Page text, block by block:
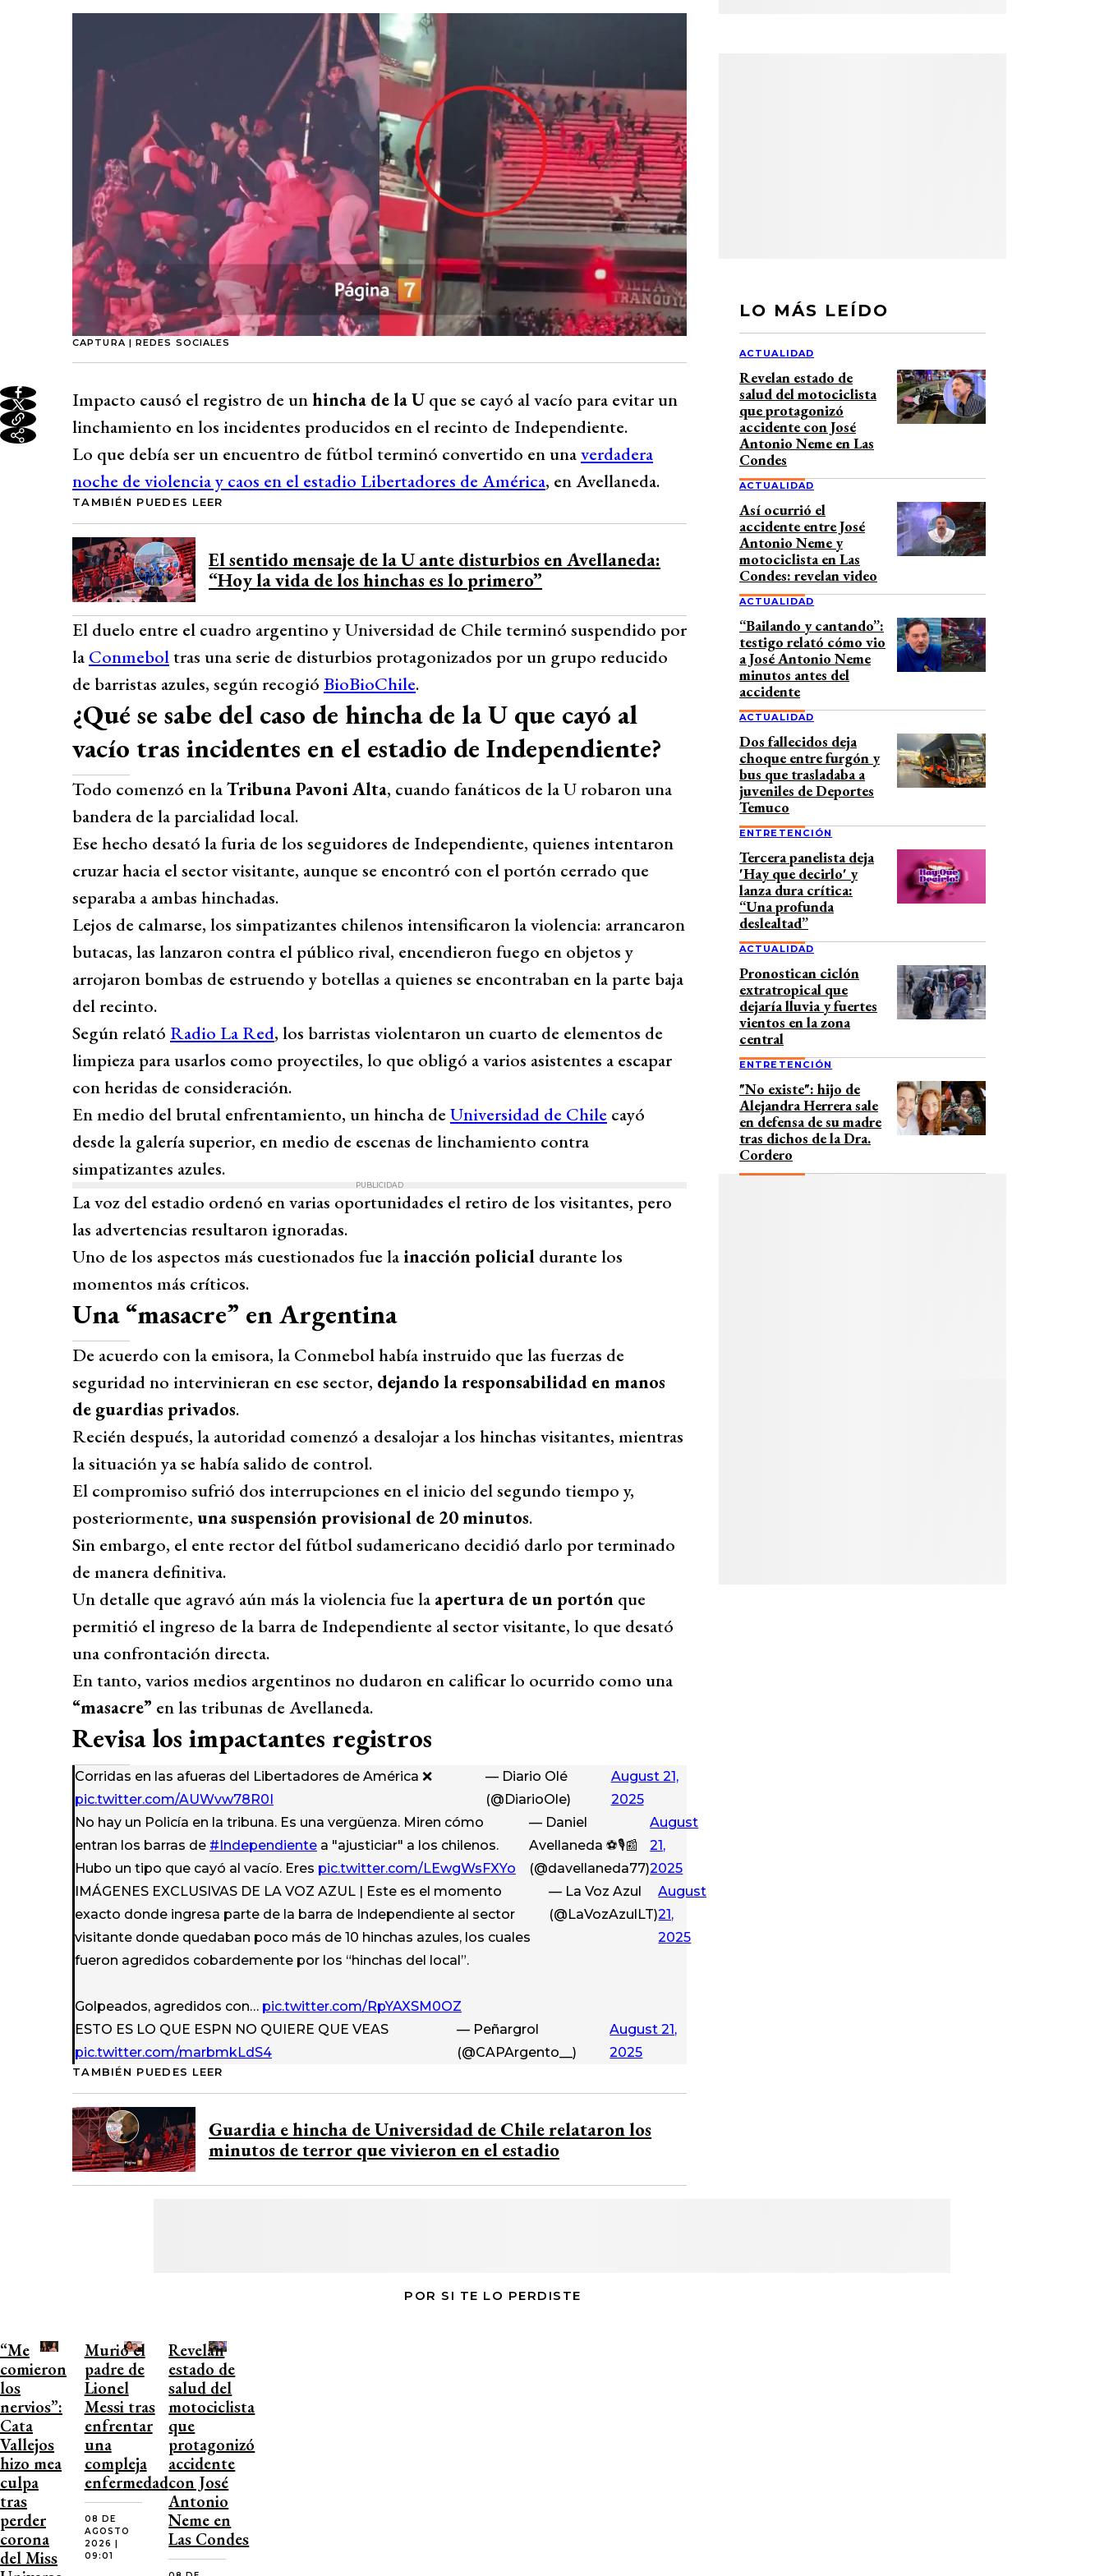
CAPTURA | REDES SOCIALES
Impacto causó el registro de unhincha de la U que se cayó al vacío para evitar un
linchamiento en los incidentes producidos en el recinto de Independiente.
Lo que debía ser un encuentro de fútbol terminó convertido en unaverdadera
noche de violencia y caos en el estadio Libertadores de América, en Avellaneda.
TAMBIÉN PUEDES LEER
El sentido mensaje de la U ante disturbios en Avellaneda:
“Hoy la vida de los hinchas es lo primero”
El duelo entre el cuadro argentino y Universidad de Chile terminó suspendido por
la Conmebol tras una serie de disturbios protagonizados por un grupo reducido
de barristas azules, según recogió BioBioChile.
¿Qué se sabe del caso de hincha de la U que cayó al
vacío tras incidentes en el estadio de Independiente?
Todo comenzó en laTribuna Pavoni Alta, cuando fanáticos de la U robaron una
bandera de la parcialidad local.
Ese hecho desató la furia de los seguidores de Independiente, quienes intentaron
cruzar hacia el sector visitante, aunque se encontró con el portón cerrado que
separaba a ambas hinchadas.
Lejos de calmarse, los simpatizantes chilenos intensificaron la violencia: arrancaron
butacas, las lanzaron contra el público rival, encendieron fuego en objetos y
arrojaron bombas de estruendo y botellas a quienes se encontraban en la parte baja
del recinto.
Según relató Radio La Red, los barristas violentaron un cuarto de elementos de
limpieza para usarlos como proyectiles, lo que obligó a varios asistentes a escapar
con heridas de consideración.
En medio del brutal enfrentamiento, un hincha de Universidad de Chile cayó
desde la galería superior, en medio de escenas de linchamiento contra
simpatizantes azules.
PUBLICIDAD
La voz del estadio ordenó en varias oportunidades el retiro de los visitantes, pero
las advertencias resultaron ignoradas.
Uno de los aspectos más cuestionados fue lainacción policial durante los
momentos más críticos.
Una “masacre” en Argentina
De acuerdo con la emisora, la Conmebol había instruido que las fuerzas de
seguridad no intervinieran en ese sector, dejando la responsabilidad en manos
de guardias privados.
Recién después, la autoridad comenzó a desalojar a los hinchas visitantes, mientras
la situación ya se había salido de control.
El compromiso sufrió dos interrupciones en el inicio del segundo tiempo y,
posteriormente, una suspensión provisional de 20 minutos.
Sin embargo, el ente rector del fútbol sudamericano decidió darlo por terminado
de manera definitiva.
Un detalle que agravó aún más la violencia fue la apertura de un portón que
permitió el ingreso de la barra de Independiente al sector visitante, lo que desató
una confrontación directa.
En tanto, varios medios argentinos no dudaron en calificar lo ocurrido como una
“masacre” en las tribunas de Avellaneda.
Revisa los impactantes registros
Corridas en las afueras del Libertadores de América ❌
pic.twitter.com/AUWvw78R0I
— Diario Olé
(@DiarioOle)
August 21,
2025
No hay un Policía en la tribuna. Es una vergüenza. Miren cómo
entran los barras de #Independiente a "ajusticiar" a los chilenos.
Hubo un tipo que cayó al vacío. Eres pic.twitter.com/LEwgWsFXYo
— Daniel
Avellaneda ⚽🎙️📰
(@davellaneda77)
August
21,
2025
IMÁGENES EXCLUSIVAS DE LA VOZ AZUL | Este es el momento
exacto donde ingresa parte de la barra de Independiente al sector
visitante donde quedaban poco más de 10 hinchas azules, los cuales
fueron agredidos cobardemente por los “hinchas del local”.
Golpeados, agredidos con… pic.twitter.com/RpYAXSM0OZ
— La Voz Azul
(@LaVozAzulLT)
August
21,
2025
ESTO ES LO QUE ESPN NO QUIERE QUE VEAS
pic.twitter.com/marbmkLdS4
— Peñargrol
(@CAPArgento__)
August 21,
2025
TAMBIÉN PUEDES LEER
Guardia e hincha de Universidad de Chile relataron los
minutos de terror que vivieron en el estadio
LO MÁS LEÍDO
ACTUALIDAD
Revelan estado de
salud del motociclista
que protagonizó
accidente con José
Antonio Neme en Las
Condes
ACTUALIDAD
Así ocurrió el
accidente entre José
Antonio Neme y
motociclista en Las
Condes: revelan video
ACTUALIDAD
“Bailando y cantando”:
testigo relató cómo vio
a José Antonio Neme
minutos antes del
accidente
ACTUALIDAD
Dos fallecidos deja
choque entre furgón y
bus que trasladaba a
juveniles de Deportes
Temuco
ENTRETENCIÓN
Tercera panelista deja
'Hay que decirlo' y
lanza dura crítica:
“Una profunda
deslealtad”
ACTUALIDAD
Pronostican ciclón
extratropical que
dejaría lluvia y fuertes
vientos en la zona
central
ENTRETENCIÓN
"No existe": hijo de
Alejandra Herrera sale
en defensa de su madre
tras dichos de la Dra.
Cordero
POR SI TE LO PERDISTE
“Me
comieron
los
nervios”:
Cata
Vallejos
hizo mea
culpa
tras
perder
corona
del Miss
Murió el
padre de
Lionel
Messi tras
enfrentar
una
compleja
enfermedad
08 DE
AGOSTO
2026 |
09:01
Revelan
estado de
salud del
motociclista
que
protagonizó
accidente
con José
Antonio
Neme en
Las Condes